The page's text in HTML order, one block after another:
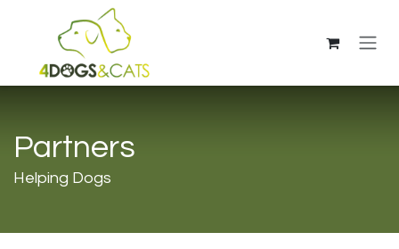
Overslaan naar inhoud
Partners
Helping Dogs